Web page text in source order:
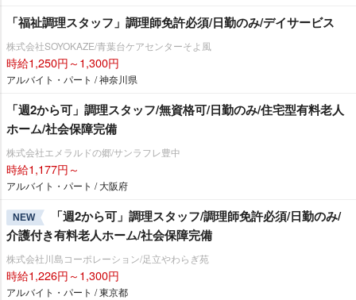
「福祉調理スタッフ」調理師免許必須/日勤のみ/デイサービス
株式会社SOYOKAZE/青葉台ケアセンターそよ風
時給1,250円～1,300円
アルバイト・パート / 神奈川県
「週2から可」調理スタッフ/無資格可/日勤のみ/住宅型有料老人
ホーム/社会保障完備
株式会社エメラルドの郷/サンラフレ豊中
時給1,177円～
アルバイト・パート / 大阪府
NEW
「週2から可」調理スタッフ/調理師免許必須/日勤のみ/
介護付き有料老人ホーム/社会保障完備
株式会社川島コーポレーション/足立やわらぎ苑
時給1,226円～1,300円
アルバイト・パート / 東京都